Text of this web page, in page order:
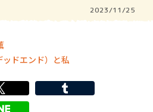
2023/11/25
ドエンド）と私